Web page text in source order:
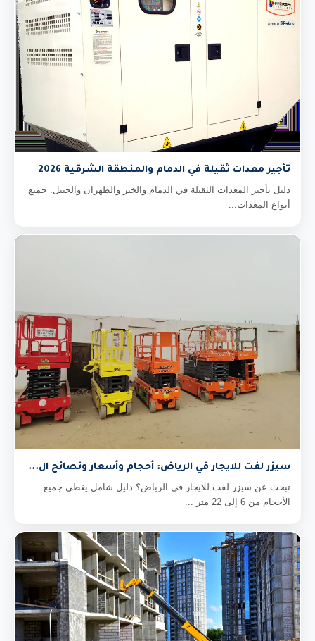
تأجير معدات ثقيلة في الدمام والمنطقة الشرقية 2026
دليل تأجير المعدات الثقيلة في الدمام والخبر والظهران والجبيل. جميع
أنواع المعدات...
سيزر لفت للايجار في الرياض: أحجام وأسعار ونصائح ال...
تبحث عن سيزر لفت للايجار في الرياض؟ دليل شامل يغطي جميع
الأحجام من 6 إلى 22 متر ...